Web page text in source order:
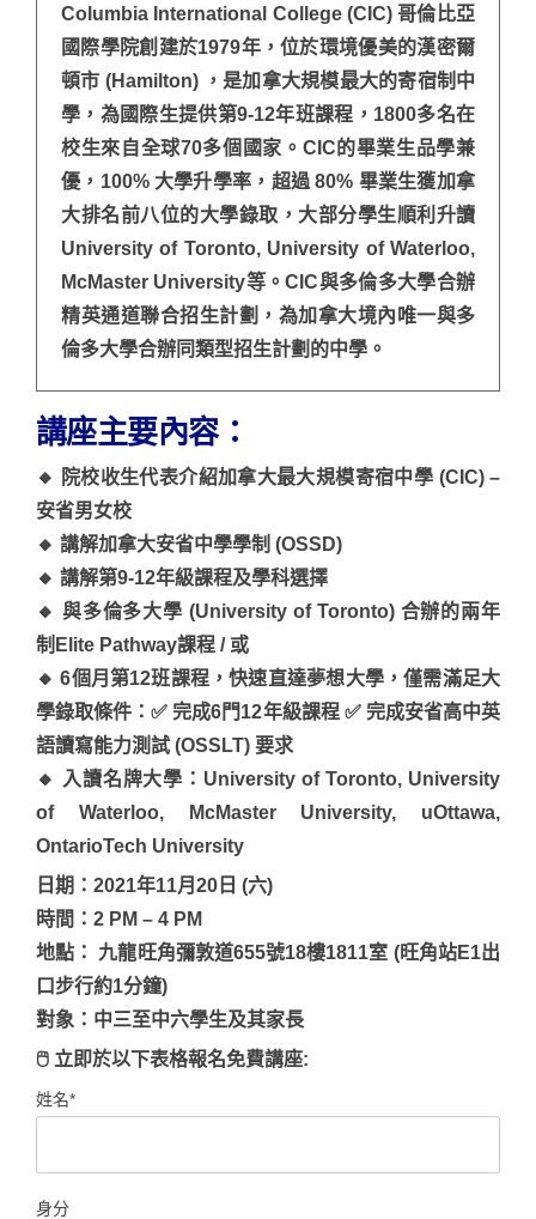
Columbia International College (CIC) 哥倫比亞
國際學院創建於1979年，位於環境優美的漢密爾
頓市 (Hamilton) ，是加拿大規模最大的寄宿制中
學，為國際生提供第9-12年班課程，1800多名在
校生來自全球70多個國家。CIC的畢業生品學兼
優，100% 大學升學率，超過 80% 畢業生獲加拿
大排名前八位的大學錄取，大部分學生順利升讀
University of Toronto, University of Waterloo,
McMaster University等。CIC與多倫多大學合辦
精英通道聯合招生計劃，為加拿大境內唯一與多
倫多大學合辦同類型招生計劃的中學。
講座主要內容：
🔸 院校收生代表介紹加拿大最大規模寄宿中學 (CIC) –
安省男女校
🔸 講解加拿大安省中學學制 (OSSD)
🔸 講解第9-12年級課程及學科選擇
🔸 與多倫多大學 (University of Toronto) 合辦的兩年
制Elite Pathway課程 / 或
🔸 6個月第12班課程，快速直達夢想大學，僅需滿足大
學錄取條件：✅ 完成6門12年級課程 ✅ 完成安省高中英
語讀寫能力測試 (OSSLT) 要求
🔸 入讀名牌大學：University of Toronto, University
of Waterloo, McMaster University, uOttawa,
OntarioTech University
日期：2021年11月20日 (六)
時間：2 PM – 4 PM
地點： 九龍旺角彌敦道655號18樓1811室 (旺角站E1出
口步行約1分鐘)
對象：中三至中六學生及其家長
🖱 立即於以下表格報名免費講座:
姓名*
身分